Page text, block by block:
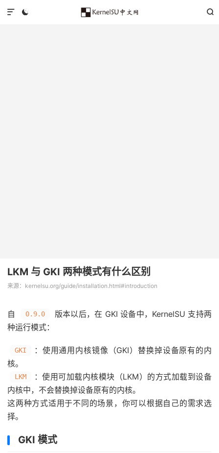



LKM 与 GKI 两种模式有什么区别
来源：kernelsu.org/guide/installation.html#introduction
自 0.9.0
版本以后，在 GKI 设备中，KernelSU 支持两
种运行模式：
GKI
：使用通用内核镜像（GKI）替换掉设备原有的内
核。
LKM
：使用可加载内核模块（LKM）的方式加载到设备
内核中，不会替换掉设备原有的内核。
这两种方式适用于不同的场景，你可以根据自己的需求选
择。
GKI 模式